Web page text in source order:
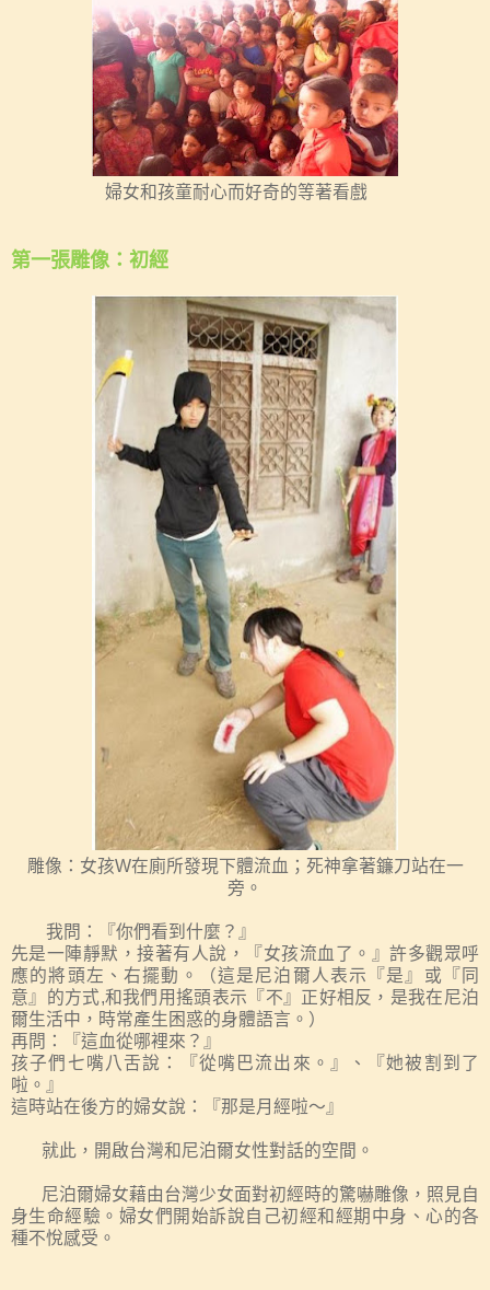
婦女和孩童耐心而好奇的等著看戲
第一張雕像：初經
雕像：女孩W在廁所發現下體流血；死神拿著鐮刀站在一
旁 。
我問：『你們看到什麼？』
先是一陣靜默，接著有人說，『女孩流血了。』許多觀眾呼
應的將頭左、右擺動。（這是尼泊爾人表示『是』或『同
意』的方式,和我們用搖頭表示『不』正好相反，是我在尼泊
爾生活中，時常產生困惑的身體語言。）
再問：『這血從哪裡來？』
孩子們七嘴八舌說：『從嘴巴流出來。』、『她被割到了
啦。』
這時站在後方的婦女說：『那是月經啦～』
就此，開啟台灣和尼泊爾女性對話的空間。
尼泊爾婦女藉由台灣少女面對初經時的驚嚇雕像，照見自
身生命經驗。婦女們開始訴說自己初經和經期中身、心的各
種不悅感受。